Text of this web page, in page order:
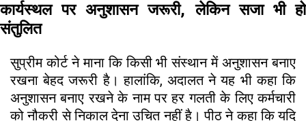
कार्यस्थल पर अनुशासन जरूरी, लेकिन सजा भी हो
संतुलित
सुप्रीम कोर्ट ने माना कि किसी भी संस्थान में अनुशासन बनाए
रखना बेहद जरूरी है। हालांकि, अदालत ने यह भी कहा कि
अनुशासन बनाए रखने के नाम पर हर गलती के लिए कर्मचारी
को नौकरी से निकाल देना उचित नहीं है। पीठ ने कहा कि यदि